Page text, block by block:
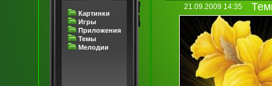
Картинки
Игры
Приложения
Темы
Мелодии
21.09.2009 14:35